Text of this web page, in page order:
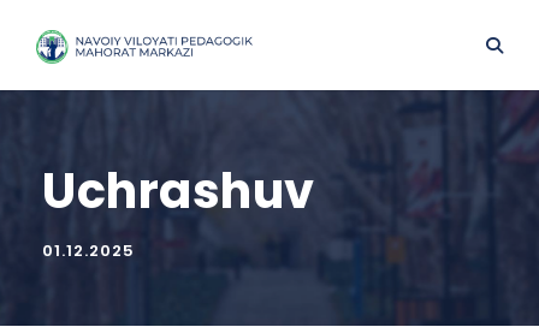
Uchrashuv
01.12.2025